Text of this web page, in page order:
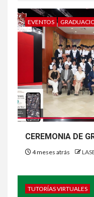
EVENTOS
CEREMONIA DE
4 meses atrás
TUTORÍAS VIRTUALES